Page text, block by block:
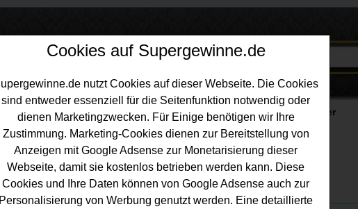
Gewinnspiele Technik Gewinnspiele>
ALCAR Adventskalender
Cookies auf Supergewinne.de
nutzt Cookies auf dieser Webseite. Die Cookies
sind entweder essenziell für die Seitenfunktion notwendig oder
dienen Marketingzwecken. Für Einige benötigen wir Ihre
Zustimmung. Marketing-Cookies dienen zur Bereitstellung von
Anzeigen mit Google Adsense zur Monetarisierung dieser
Webseite, damit sie kostenlos betrieben werden kann. Diese
Cookies und Ihre Daten können von Google Adsense auch zur
Personalisierung von Werbung genutzt werden. Eine detaillierte